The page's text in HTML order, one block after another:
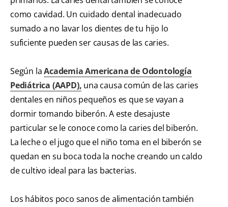
como cavidad. Un cuidado dental inadecuado
sumado a no lavar los dientes de tu hijo lo
suficiente pueden ser causas de las caries.
Según laAcademia Americana de Odontología
Pediátrica (AAPD), una causa común de las caries
dentales en niños pequeños es que se vayan a
dormir tomando biberón. A este desajuste
particular se le conoce como la caries del biberón.
La leche o el jugo que el niño toma en el biberón se
quedan en su boca toda la noche creando un caldo
de cultivo ideal para las bacterias.
Los hábitos poco sanos de alimentación también